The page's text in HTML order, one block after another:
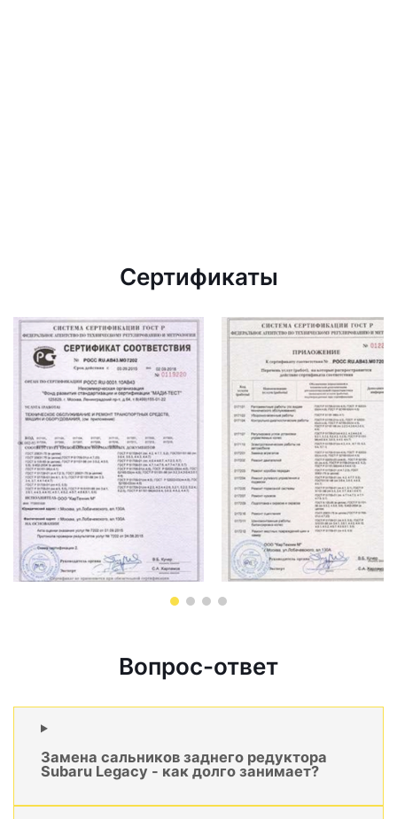
Сертификаты
Вопрос-ответ
Замена сальников заднего редуктора
Subaru Legacy - как долго занимает?